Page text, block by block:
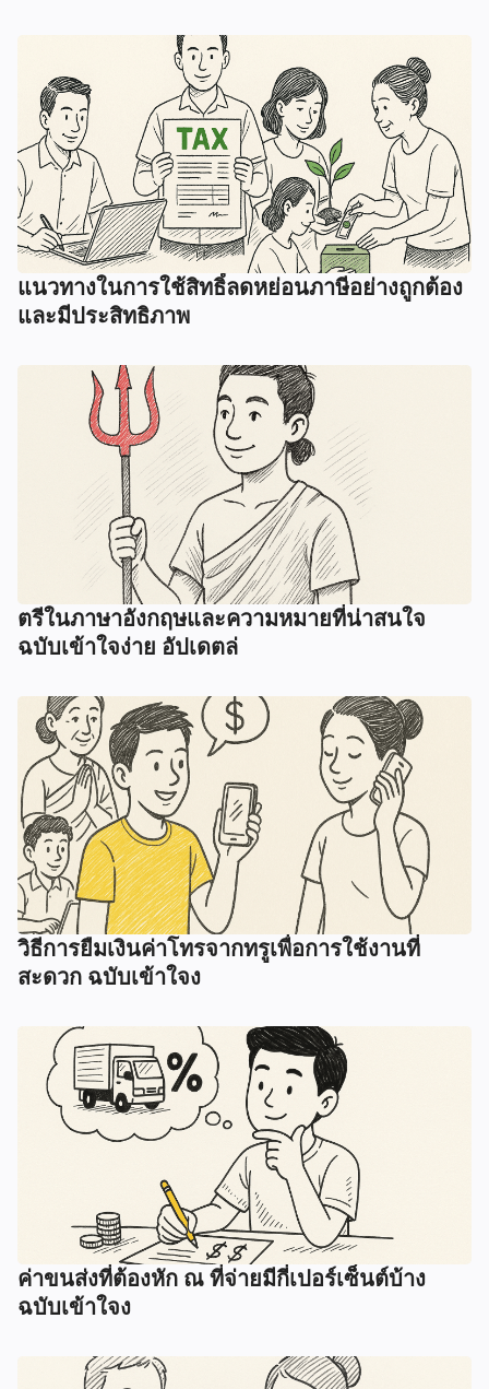
แนวทางในการใช้สิทธิ์ลดหย่อนภาษีอย่างถูกต้อง
และมีประสิทธิภาพ
ตรีในภาษาอังกฤษและความหมายที่น่าสนใจ
ฉบับเข้าใจง่าย อัปเดตล่
วิธีการยืมเงินค่าโทรจากทรูเพื่อการใช้งานที่
สะดวก ฉบับเข้าใจง
ค่าขนส่งที่ต้องหัก ณ ที่จ่ายมีกี่เปอร์เซ็นต์บ้าง
ฉบับเข้าใจง